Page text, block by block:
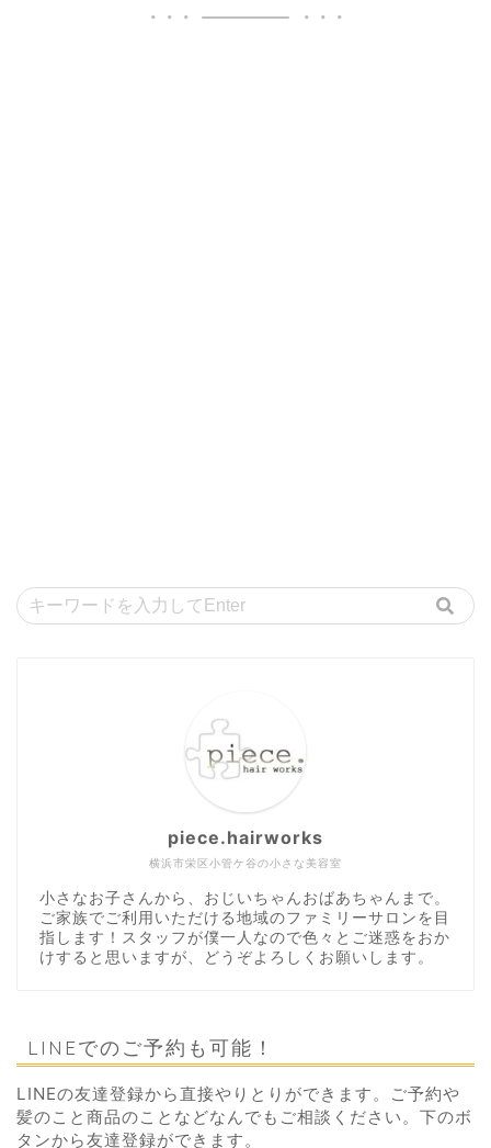
横浜市栄区小管ケ谷の小さな美容室
piece.hairworks
小さなお子さんから、おじいちゃんおばあちゃんまで。
ご家族でご利用いただける地域のファミリーサロンを目
指します！スタッフが僕一人なので色々とご迷惑をおか
けすると思いますが、どうぞよろしくお願いします。
LINEでのご予約も可能！
LINEの友達登録から直接やりとりができます。ご予約や
髪のこと商品のことなどなんでもご相談ください。下のボ
タンから友達登録ができます。